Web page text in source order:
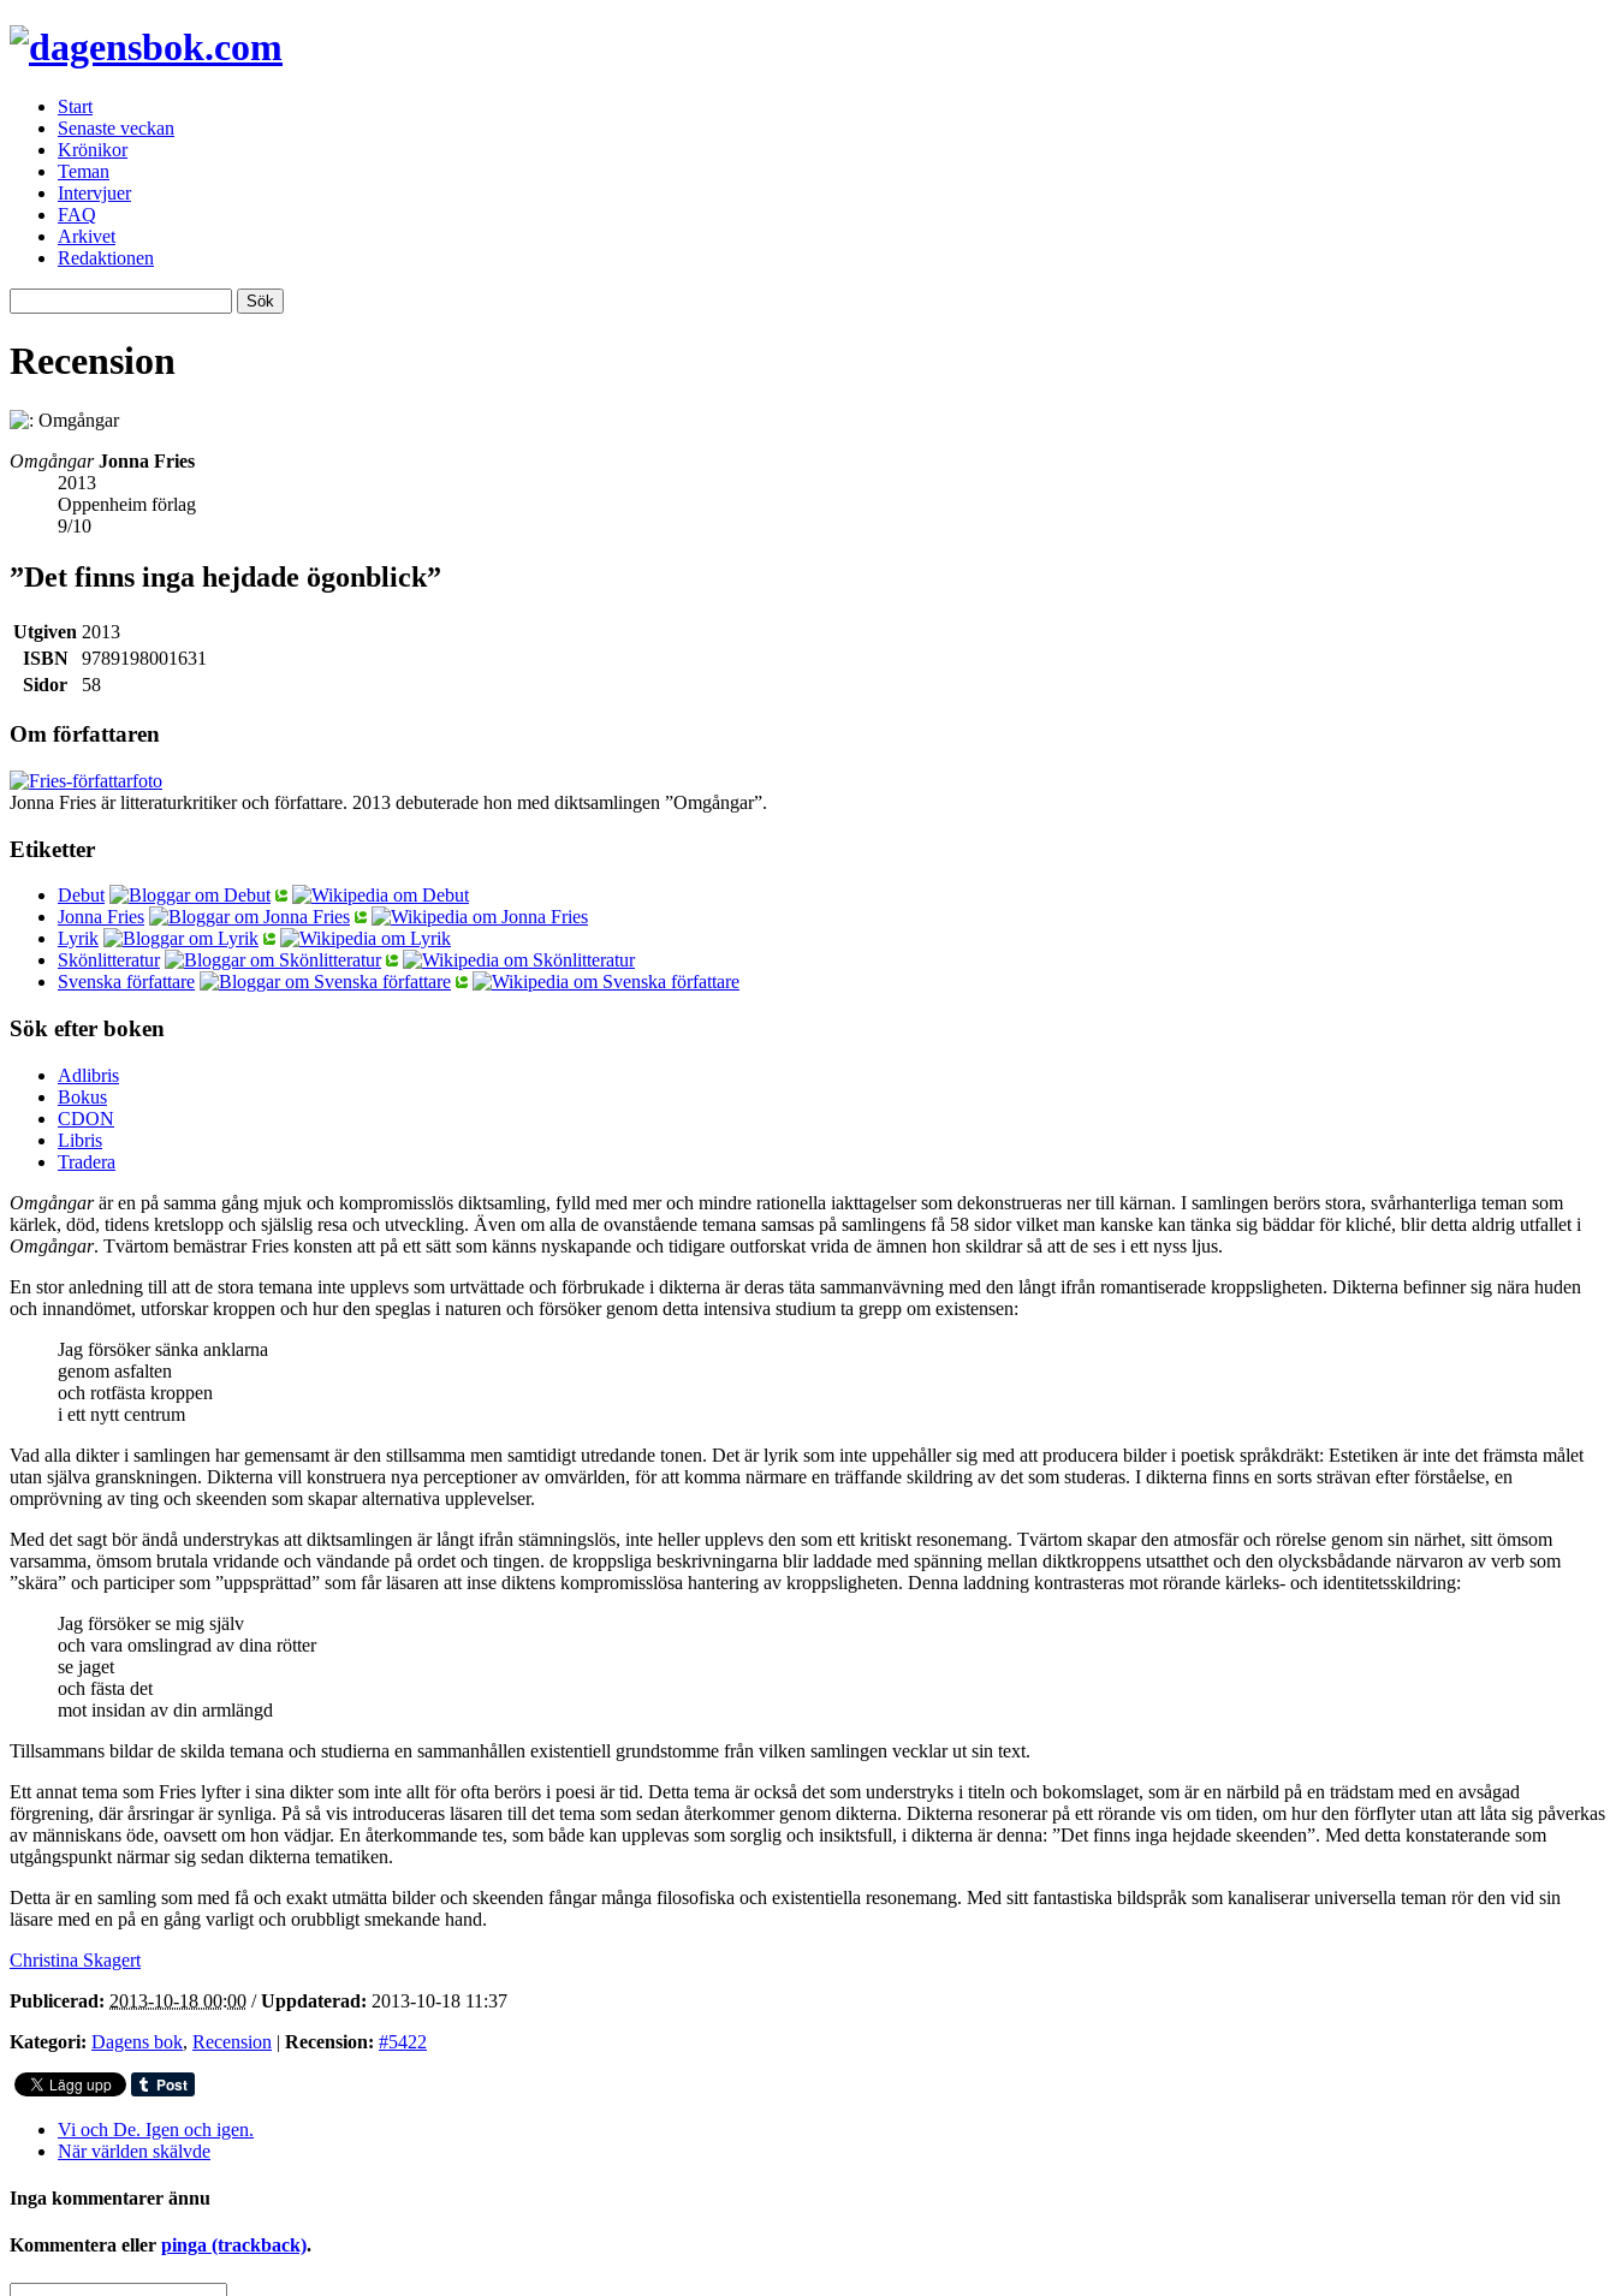
Start
Senaste veckan
Krönikor
Teman
Intervjuer
FAQ
Arkivet
Redaktionen
Recension
Omgångar Jonna Fries
2013
Oppenheim förlag
9/10
”Det finns inga hejdade ögonblick”
Utgiven 2013
ISBN
9789198001631
Sidor
58
Om författaren
Jonna Fries är litteraturkritiker och författare. 2013 debuterade hon med diktsamlingen ”Omgångar”.
Etiketter
Debut
Jonna Fries
Lyrik
Skönlitteratur
Svenska författare
Sök efter boken
Adlibris
Bokus
CDON
Libris
Tradera
Omgångarär en på samma gång mjuk och kompromisslös diktsamling, fylld med mer och mindre rationella iakttagelser som dekonstrueras ner till kärnan. I samlingen berörs stora, svårhanterliga teman som
kärlek, död, tidens kretslopp och själslig resa och utveckling. Även om alla de ovanstående temana samsas på samlingens få 58 sidor vilket man kanske kan tänka sig bäddar för kliché, blir detta aldrig utfallet i
Omgångar. Tvärtom bemästrar Fries konsten att på ett sätt som känns nyskapande och tidigare outforskat vrida de ämnen hon skildrar så att de ses i ett nyss ljus.
En stor anledning till att de stora temana inte upplevs som urtvättade och förbrukade i dikterna är deras täta sammanvävning med den långt ifrån romantiserade kroppsligheten. Dikterna befinner sig nära huden
och innandömet, utforskar kroppen och hur den speglas i naturen och försöker genom detta intensiva studium ta grepp om existensen:
Jag försöker sänka anklarna
genom asfalten
och rotfästa kroppen
i ett nytt centrum
Vad alla dikter i samlingen har gemensamt är den stillsamma men samtidigt utredande tonen. Det är lyrik som inte uppehåller sig med att producera bilder i poetisk språkdräkt: Estetiken är inte det främsta målet
utan själva granskningen. Dikterna vill konstruera nya perceptioner av omvärlden, för att komma närmare en träffande skildring av det som studeras. I dikterna finns en sorts strävan efter förståelse, en
omprövning av ting och skeenden som skapar alternativa upplevelser.
Med det sagt bör ändå understrykas att diktsamlingen är långt ifrån stämningslös, inte heller upplevs den som ett kritiskt resonemang. Tvärtom skapar den atmosfär och rörelse genom sin närhet, sitt ömsom
varsamma, ömsom brutala vridande och vändande på ordet och tingen. de kroppsliga beskrivningarna blir laddade med spänning mellan diktkroppens utsatthet och den olycksbådande närvaron av verb som
”skära” och participer som ”uppsprättad” som får läsaren att inse diktens kompromisslösa hantering av kroppsligheten. Denna laddning kontrasteras mot rörande kärleks- och identitetsskildring:
Jag försöker se mig själv
och vara omslingrad av dina rötter
se jaget
och fästa det
mot insidan av din armlängd
Tillsammans bildar de skilda temana och studierna en sammanhållen existentiell grundstomme från vilken samlingen vecklar ut sin text.
Ett annat tema som Fries lyfter i sina dikter som inte allt för ofta berörs i poesi är tid. Detta tema är också det som understryks i titeln och bokomslaget, som är en närbild på en trädstam med en avsågad
förgrening, där årsringar är synliga. På så vis introduceras läsaren till det tema som sedan återkommer genom dikterna. Dikterna resonerar på ett rörande vis om tiden, om hur den förflyter utan att låta sig påverkas
av människans öde, oavsett om hon vädjar. En återkommande tes, som både kan upplevas som sorglig och insiktsfull, i dikterna är denna: ”Det finns inga hejdade skeenden”. Med detta konstaterande som
utgångspunkt närmar sig sedan dikterna tematiken.
Detta är en samling som med få och exakt utmätta bilder och skeenden fångar många filosofiska och existentiella resonemang. Med sitt fantastiska bildspråk som kanaliserar universella teman rör den vid sin
läsare med en på en gång varligt och orubbligt smekande hand.
Christina Skagert
Publicerad: 2013-10-18 00:00 /Uppdaterad: 2013-10-18 11:37
Kategori: Dagens bok, Recension | Recension: #5422
Vi och De. Igen och igen.
När världen skälvde
Inga kommentarer ännu
Kommentera eller pinga (trackback).